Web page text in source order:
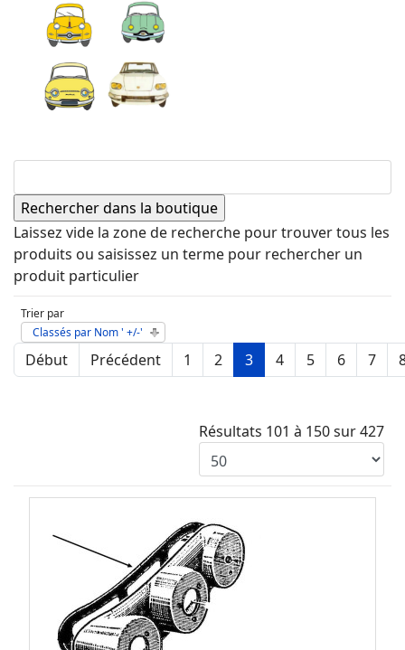
Laissez vide la zone de recherche pour trouver tous les
produits ou saisissez un terme pour rechercher un
produit particulier
Trier par
Classés par Nom ' +/-'
Début Précédent 1 2 3 4 5 6 7
Résultats 101 à 150 sur 427